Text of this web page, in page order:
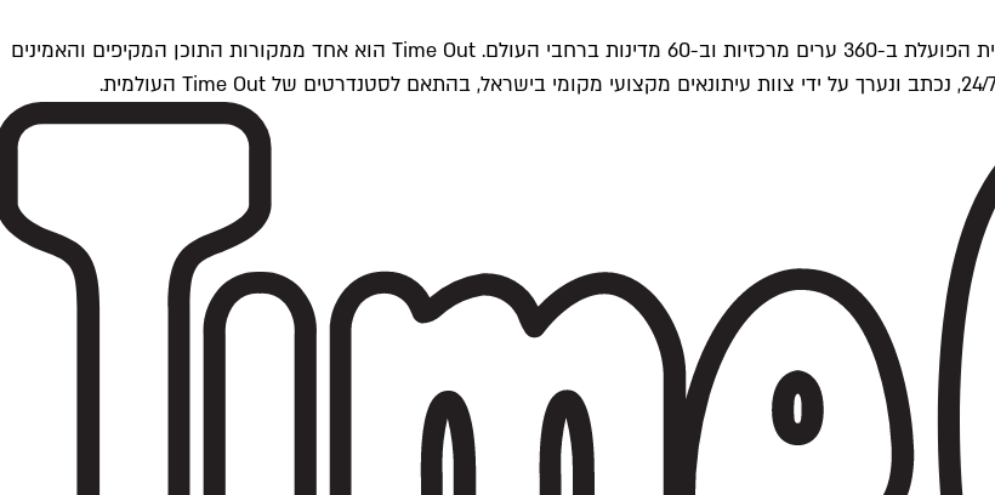
Time Outתל אביב הוא חלק מרשת Time Out Global — רשת מדיה בינלאומית הפועלת ב-360 ערים מרכזיות וב-60 מדינות ברחבי העולם. Time Out הוא אחד ממקורות התוכן המקיפים והאמינים